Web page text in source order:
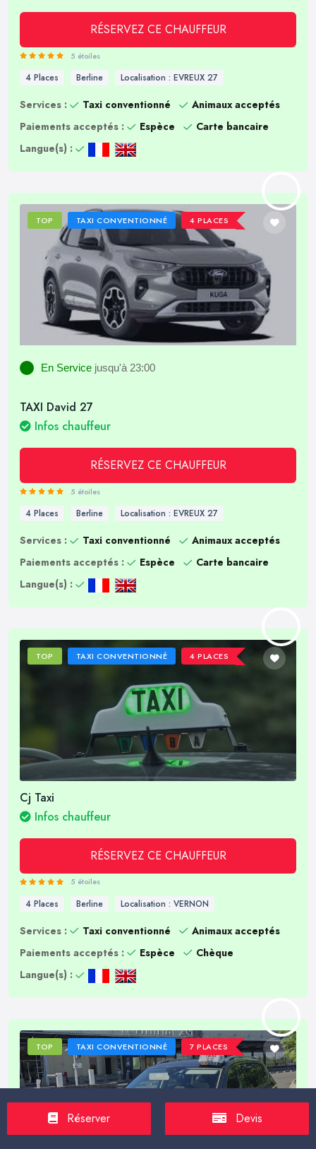
RÉSERVEZ CE CHAUFFEUR
5 étoiles
4 Places Berline Localisation : EVREUX 27
Services : Taxi conventionné
Animaux acceptés
Paiements acceptés :
Espèce
Carte bancaire
Langue(s) :
TOP TAXI CONVENTIONNÉ 4 PLACES
En Service jusqu'à 23:00
TAXI David 27
Infos chauffeur
RÉSERVEZ CE CHAUFFEUR
5 étoiles
4 Places Berline Localisation : EVREUX 27
Services : Taxi conventionné
Animaux acceptés
Paiements acceptés :
Espèce
Carte bancaire
Langue(s) :
TOP TAXI CONVENTIONNÉ 4 PLACES
Cj Taxi
Infos chauffeur
RÉSERVEZ CE CHAUFFEUR
5 étoiles
4 Places Berline Localisation : VERNON
Services : Taxi conventionné
Animaux acceptés
Paiements acceptés :
Espèce
Chèque
Langue(s) :
TOP TAXI CONVENTIONNÉ 7 PLACES
Réserver Devis